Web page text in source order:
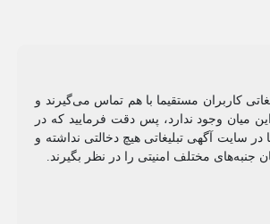
کاربران مستقیما با هم تماس می‌گیرند و
میان وجود ندارد، پس دقت فرمایید که در
سایت آگهی تبلیغاتی هیچ دخالتی نداشته و
جنبه‌های مختلف امنیتی را در نظر بگیرند.